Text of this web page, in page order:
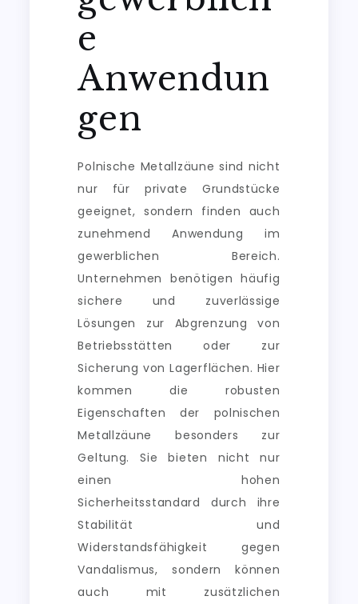
e
Anwendun
gen
Polnische Metallzäune sind nicht
nur für private Grundstücke
geeignet, sondern finden auch
zunehmend Anwendung im
gewerblichen Bereich.
Unternehmen benötigen häufig
sichere und zuverlässige
Lösungen zur Abgrenzung von
Betriebsstätten oder zur
Sicherung von Lagerflächen. Hier
kommen die robusten
Eigenschaften der polnischen
Metallzäune besonders zur
Geltung. Sie bieten nicht nur
einen hohen
Sicherheitsstandard durch ihre
Stabilität und
Widerstandsfähigkeit gegen
Vandalismus, sondern können
auch mit zusätzlichen